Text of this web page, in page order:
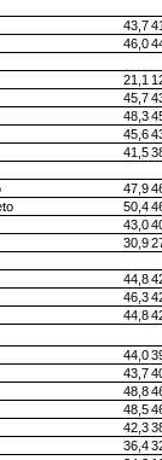
43,7
46,0
21,1
45,7
48,3
45,6
41,5
47,9
50,4
43,0
30,9
44,8
46,3
44,8
44,0
43,7
48,8
48,5
42,3
36,4